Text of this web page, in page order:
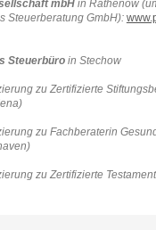
mbHin Rathenow
Steuerberatung GmbH):
Steuerbüroin Stechow
zu Zertifizierte
zu Fachberaterin
zu Zertifizierte